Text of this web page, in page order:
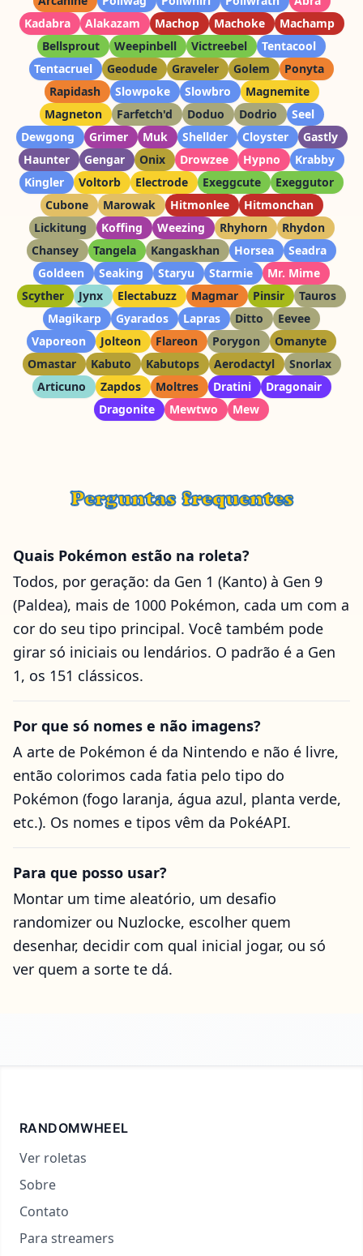
Kadabra
Alakazam Machop Machoke
Machamp
Bellsprout
Weepinbell Victreebel
Tentacool
Tentacruel
Geodude Graveler Golem
Ponyta
Rapidash
Slowpoke Slowbro
Magnemite
Magneton
Farfetch'd Doduo Dodrio
Seel
Dewgong
Grimer Muk Shellder Cloyster
Gastly
Haunter
Gengar Onix Drowzee Hypno
Krabby
Kingler
Voltorb Electrode Exeggcute
Exeggutor
Cubone
Marowak Hitmonlee
Hitmonchan
Lickitung
Koffing Weezing Rhyhorn
Rhydon
Chansey
Tangela Kangaskhan Horsea
Seadra
Goldeen
Seaking Staryu Starmie
Mr. Mime
Scyther
Jynx Electabuzz Magmar Pinsir
Tauros
Magikarp
Gyarados Lapras Ditto
Eevee
Vaporeon
Jolteon Flareon Porygon
Omanyte
Omastar
Kabuto Kabutops Aerodactyl
Snorlax
Articuno
Zapdos Moltres Dratini
Dragonair
Dragonite
Mewtwo Mew
Perguntas frequentes
Quais Pokémon estão na roleta?
Todos, por geração: da Gen 1 (Kanto) à Gen 9
(Paldea), mais de 1000 Pokémon, cada um com a
cor do seu tipo principal. Você também pode
girar só iniciais ou lendários. O padrão é a Gen
1, os 151 clássicos.
Por que só nomes e não imagens?
A arte de Pokémon é da Nintendo e não é livre,
então colorimos cada fatia pelo tipo do
Pokémon (fogo laranja, água azul, planta verde,
etc.). Os nomes e tipos vêm da PokéAPI.
Para que posso usar?
Montar um time aleatório, um desafio
randomizer ou Nuzlocke, escolher quem
desenhar, decidir com qual inicial jogar, ou só
ver quem a sorte te dá.
RANDOMWHEEL
Ver roletas
Sobre
Contato
Para streamers